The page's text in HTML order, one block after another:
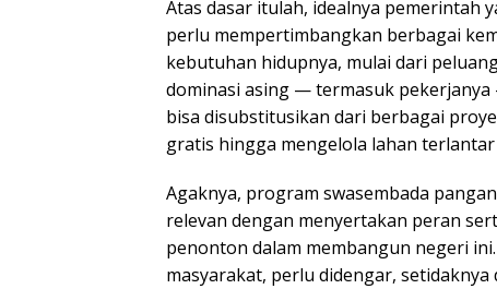
Atas dasar itulah, idealnya pemerintah
perlu mempertimbangkan berbagai
kebutuhan hidupnya, mulai dari
dominasi asing — termasuk
bisa disubstitusikan dari berbagai
gratis hingga mengelola lahan
Agaknya, program swasembada
relevan dengan menyertakan peran
penonton dalam membangun negeri
masyarakat, perlu didengar,